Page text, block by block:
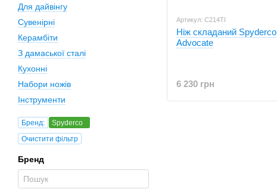
Артикул: C214TI
Ніж складаний Spyderco
Advocate
6 230 грн
Для дайвінгу
Сувенірні
Керамбіти
З дамаської сталі
Кухонні
Набори ножів
Інструменти
Бренд:
Spyderco
Очистити фільтр
Бренд